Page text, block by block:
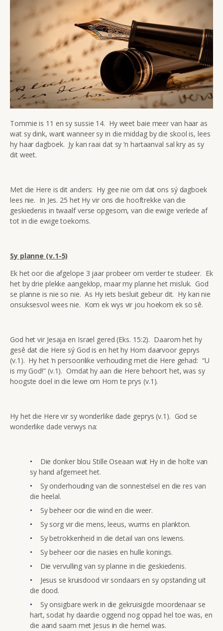
Tommie is 11 en sy sussie 14. Hy weet baie meer van haar as
wat sy dink, want wanneer sy in die middag by die skool is, lees
hy haar dagboek. Jy kan raai dat sy ‘n hartaanval sal kry as sy
dit weet.
Met die Here is dit anders: Hy gee nie om dat ons sý dagboek
lees nie. In Jes. 25 het Hy vir ons die hooftrekke van die
geskiedenis in twaalf verse opgesom, van die ewige verlede af
tot in die ewige toekoms.
Sy planne (v.1-5)
Ek het oor die afgelope 3 jaar probeer om verder te studeer. Ek
het by drie plekke aangeklop, maar my planne het misluk. God
se planne is nie so nie. As Hy iets besluit gebeur dit. Hy kan nie
onsuksesvol wees nie. Kom ek wys vir jou hoekom ek so sê.
God het vir Jesaja en Israel gered (Eks. 15:2). Daarom het hy
gesê dat die Here sý God is en het hy Hom daarvoor geprys
(v.1). Hy het ‘n persoonlike verhouding met die Here gehad: “U
is my God!” (v.1). Omdat hy aan die Here behoort het, was sy
hoogste doel in die lewe om Hom te prys (v.1).
Hy het die Here vir sy wonderlike dade geprys (v.1). God se
wonderlike dade verwys na:
Die donker blou Stille Oseaan wat Hy in die holte van
sy hand afgemeet het.
Sy onderhouding van die sonnestelsel en die res van
die heelal.
Sy beheer oor die wind en die weer.
Sy sorg vir die mens, leeus, wurms en plankton.
Sy betrokkenheid in die detail van ons lewens.
Sy beheer oor die nasies en hulle konings.
Die vervulling van sy planne in die geskiedenis.
Jesus se kruisdood vir sondaars en sy opstanding uit
die dood.
Sy onsigbare werk in die gekruisigde moordenaar se
hart, sodat hy daardie oggend nog oppad hel toe was, en
die aand saam met Jesus in die hemel was.